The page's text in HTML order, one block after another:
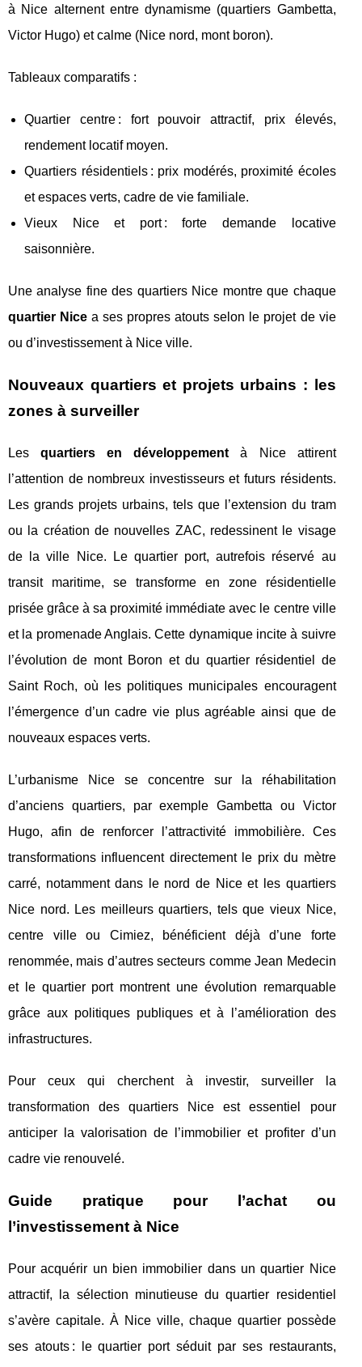
à Nice alternent entre dynamisme (quartiers Gambetta,
Victor Hugo) et calme (Nice nord, mont boron).
Tableaux comparatifs :
Quartier centre : fort pouvoir attractif, prix élevés,
rendement locatif moyen.
Quartiers résidentiels : prix modérés, proximité écoles
et espaces verts, cadre de vie familiale.
Vieux Nice et port : forte demande locative
saisonnière.
Une analyse fine des quartiers Nice montre que chaque
quartier Nice a ses propres atouts selon le projet de vie
ou d’investissement à Nice ville.
Nouveaux quartiers et projets urbains : les
zones à surveiller
Lesquartiers en développement à Nice attirent
l’attention de nombreux investisseurs et futurs résidents.
Les grands projets urbains, tels que l’extension du tram
ou la création de nouvelles ZAC, redessinent le visage
de la ville Nice. Le quartier port, autrefois réservé au
transit maritime, se transforme en zone résidentielle
prisée grâce à sa proximité immédiate avec le centre ville
et la promenade Anglais. Cette dynamique incite à suivre
l’évolution de mont Boron et du quartier résidentiel de
Saint Roch, où les politiques municipales encouragent
l’émergence d’un cadre vie plus agréable ainsi que de
nouveaux espaces verts.
L’urbanisme Nice se concentre sur la réhabilitation
d’anciens quartiers, par exemple Gambetta ou Victor
Hugo, afin de renforcer l’attractivité immobilière. Ces
transformations influencent directement le prix du mètre
carré, notamment dans le nord de Nice et les quartiers
Nice nord. Les meilleurs quartiers, tels que vieux Nice,
centre ville ou Cimiez, bénéficient déjà d’une forte
renommée, mais d’autres secteurs comme Jean Medecin
et le quartier port montrent une évolution remarquable
grâce aux politiques publiques et à l’amélioration des
infrastructures.
Pour ceux qui cherchent à investir, surveiller la
transformation des quartiers Nice est essentiel pour
anticiper la valorisation de l’immobilier et profiter d’un
cadre vie renouvelé.
Guide pratique pour l’achat ou
l’investissement à Nice
Pour acquérir un bien immobilier dans un quartier Nice
attractif, la sélection minutieuse du quartier residentiel
s’avère capitale. À Nice ville, chaque quartier possède
ses atouts : le quartier port séduit par ses restaurants,